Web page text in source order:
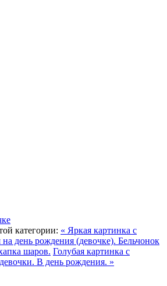
категории: « Яркая картинка с
день рождения (девочке). Бельчонок
шаров. Голубая картинка с
В день рождения. »